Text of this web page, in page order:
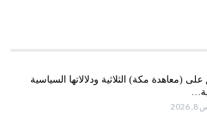
على (معاهدة مكة) الثلاثية ودلالاتها السياسية